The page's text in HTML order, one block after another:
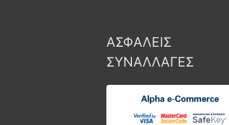
ΑΣΦΑΛΕΙΣ
ΣΥΝΑΛΛΑΓΕΣ